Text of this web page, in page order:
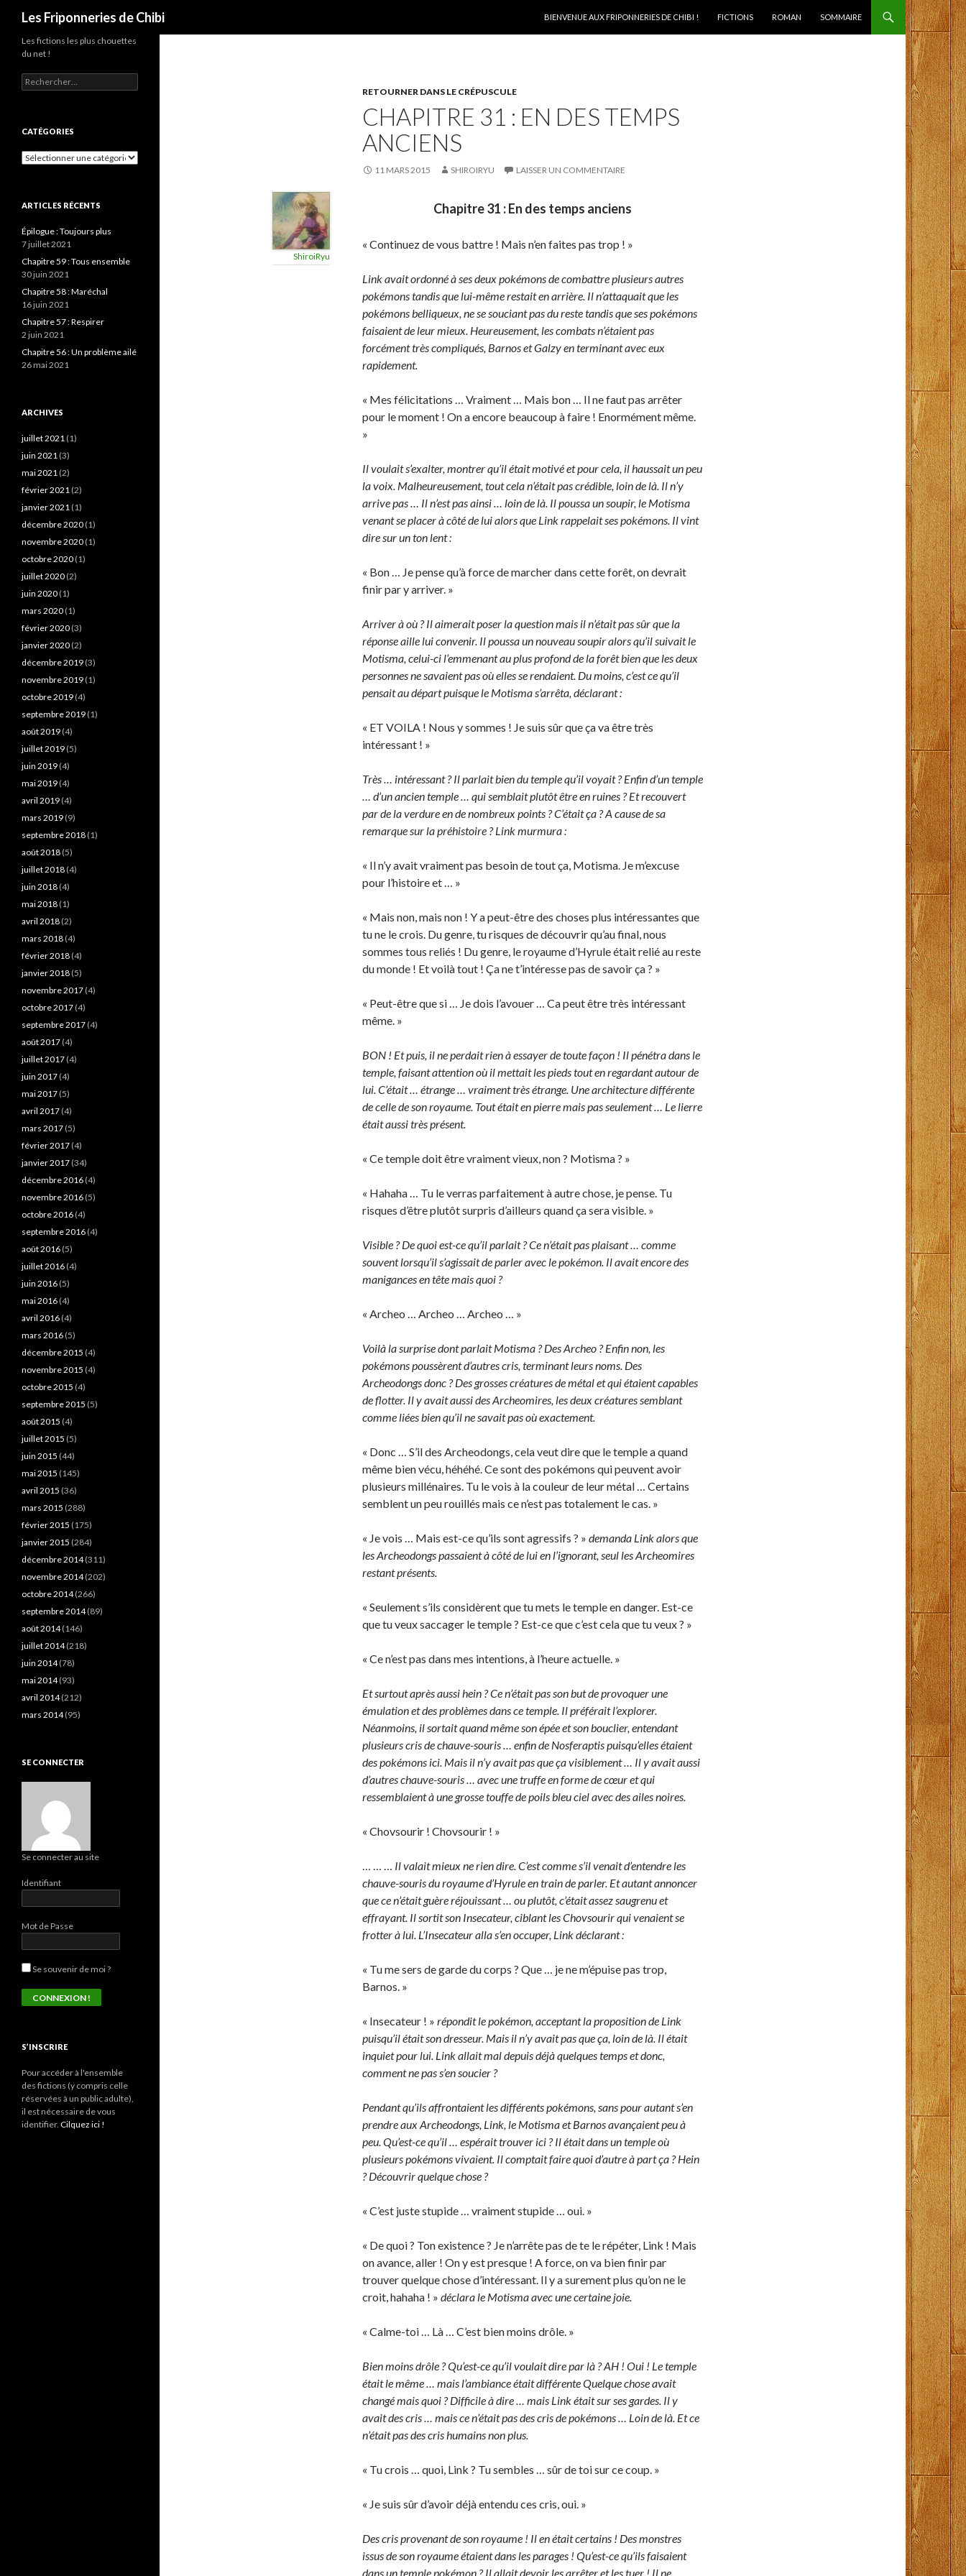
Les Friponneries de Chibi
BIENVENUE AUX FRIPONNERIES DE CHIBI !
FICTIONS ROMAN SOMMAIRE
RETOURNER DANS LE CRÉPUSCULE
CHAPITRE 31 : EN DES TEMPS
ANCIENS
11 MARS 2015 SHIROIRYU LAISSER UN COMMENTAIRE
ShiroiRyu
Chapitre 31 : En des temps anciens
« Continuez de vous battre ! Mais n’en faites pas trop ! »
Link avait ordonné à ses deux pokémons de combattre plusieurs autres
pokémons tandis que lui-même restait en arrière. Il n’attaquait que les
pokémons belliqueux, ne se souciant pas du reste tandis que ses pokémons
faisaient de leur mieux. Heureusement, les combats n’étaient pas
forcément très compliqués, Barnos et Galzy en terminant avec eux
rapidement.
« Mes félicitations … Vraiment … Mais bon … Il ne faut pas arrêter
pour le moment ! On a encore beaucoup à faire ! Enormément même.
»
Il voulait s’exalter, montrer qu’il était motivé et pour cela, il haussait un peu
la voix. Malheureusement, tout cela n’était pas crédible, loin de là. Il n’y
arrive pas … Il n’est pas ainsi … loin de là. Il poussa un soupir, le Motisma
venant se placer à côté de lui alors que Link rappelait ses pokémons. Il vint
dire sur un ton lent :
« Bon … Je pense qu’à force de marcher dans cette forêt, on devrait
finir par y arriver. »
Arriver à où ? Il aimerait poser la question mais il n’était pas sûr que la
réponse aille lui convenir. Il poussa un nouveau soupir alors qu’il suivait le
Motisma, celui-ci l’emmenant au plus profond de la forêt bien que les deux
personnes ne savaient pas où elles se rendaient. Du moins, c’est ce qu’il
pensait au départ puisque le Motisma s’arrêta, déclarant :
« ET VOILA ! Nous y sommes ! Je suis sûr que ça va être très
intéressant ! »
Très … intéressant ? Il parlait bien du temple qu’il voyait ? Enfin d’un temple
… d’un ancien temple … qui semblait plutôt être en ruines ? Et recouvert
par de la verdure en de nombreux points ? C’était ça ? A cause de sa
remarque sur la préhistoire ? Link murmura :
« Il n’y avait vraiment pas besoin de tout ça, Motisma. Je m’excuse
pour l’histoire et … »
« Mais non, mais non ! Y a peut-être des choses plus intéressantes que
tu ne le crois. Du genre, tu risques de découvrir qu’au final, nous
sommes tous reliés ! Du genre, le royaume d’Hyrule était relié au reste
du monde ! Et voilà tout ! Ça ne t’intéresse pas de savoir ça ? »
« Peut-être que si … Je dois l’avouer … Ca peut être très intéressant
même. »
BON ! Et puis, il ne perdait rien à essayer de toute façon ! Il pénétra dans le
temple, faisant attention où il mettait les pieds tout en regardant autour de
lui. C’était … étrange … vraiment très étrange. Une architecture différente
de celle de son royaume. Tout était en pierre mais pas seulement … Le lierre
était aussi très présent.
« Ce temple doit être vraiment vieux, non ? Motisma ? »
« Hahaha … Tu le verras parfaitement à autre chose, je pense. Tu
risques d’être plutôt surpris d’ailleurs quand ça sera visible. »
Visible ? De quoi est-ce qu’il parlait ? Ce n’était pas plaisant … comme
souvent lorsqu’il s’agissait de parler avec le pokémon. Il avait encore des
manigances en tête mais quoi ?
« Archeo … Archeo … Archeo … »
Voilà la surprise dont parlait Motisma ? Des Archeo ? Enfin non, les
pokémons poussèrent d’autres cris, terminant leurs noms. Des
Archeodongs donc ? Des grosses créatures de métal et qui étaient capables
de flotter. Il y avait aussi des Archeomires, les deux créatures semblant
comme liées bien qu’il ne savait pas où exactement.
« Donc … S’il des Archeodongs, cela veut dire que le temple a quand
même bien vécu, héhéhé. Ce sont des pokémons qui peuvent avoir
plusieurs millénaires. Tu le vois à la couleur de leur métal … Certains
semblent un peu rouillés mais ce n’est pas totalement le cas. »
« Je vois … Mais est-ce qu’ils sont agressifs ? » demanda Link alors que
les Archeodongs passaient à côté de lui en l’ignorant, seul les Archeomires
restant présents.
« Seulement s’ils considèrent que tu mets le temple en danger. Est-ce
que tu veux saccager le temple ? Est-ce que c’est cela que tu veux ? »
« Ce n’est pas dans mes intentions, à l’heure actuelle. »
Et surtout après aussi hein ? Ce n’était pas son but de provoquer une
émulation et des problèmes dans ce temple. Il préférait l’explorer.
Néanmoins, il sortait quand même son épée et son bouclier, entendant
plusieurs cris de chauve-souris … enfin de Nosferaptis puisqu’elles étaient
des pokémons ici. Mais il n’y avait pas que ça visiblement … Il y avait aussi
d’autres chauve-souris … avec une truffe en forme de cœur et qui
ressemblaient à une grosse touffe de poils bleu ciel avec des ailes noires.
« Chovsourir ! Chovsourir ! »
… … … Il valait mieux ne rien dire. C’est comme s’il venait d’entendre les
chauve-souris du royaume d’Hyrule en train de parler. Et autant annoncer
que ce n’était guère réjouissant … ou plutôt, c’était assez saugrenu et
effrayant. Il sortit son Insecateur, ciblant les Chovsourir qui venaient se
frotter à lui. L’Insecateur alla s’en occuper, Link déclarant :
« Tu me sers de garde du corps ? Que … je ne m’épuise pas trop,
Barnos. »
« Insecateur ! » répondit le pokémon, acceptant la proposition de Link
puisqu’il était son dresseur. Mais il n’y avait pas que ça, loin de là. Il était
inquiet pour lui. Link allait mal depuis déjà quelques temps et donc,
comment ne pas s’en soucier ?
Pendant qu’ils affrontaient les différents pokémons, sans pour autant s’en
prendre aux Archeodongs, Link, le Motisma et Barnos avançaient peu à
peu. Qu’est-ce qu’il … espérait trouver ici ? Il était dans un temple où
plusieurs pokémons vivaient. Il comptait faire quoi d’autre à part ça ? Hein
? Découvrir quelque chose ?
« C’est juste stupide … vraiment stupide … oui. »
« De quoi ? Ton existence ? Je n’arrête pas de te le répéter, Link ! Mais
on avance, aller ! On y est presque ! A force, on va bien finir par
trouver quelque chose d’intéressant. Il y a surement plus qu’on ne le
croit, hahaha ! » déclara le Motisma avec une certaine joie.
« Calme-toi … Là … C’est bien moins drôle. »
Bien moins drôle ? Qu’est-ce qu’il voulait dire par là ? AH ! Oui ! Le temple
était le même … mais l’ambiance était différente Quelque chose avait
changé mais quoi ? Difficile à dire … mais Link était sur ses gardes. Il y
avait des cris … mais ce n’était pas des cris de pokémons … Loin de là. Et ce
n’était pas des cris humains non plus.
« Tu crois … quoi, Link ? Tu sembles … sûr de toi sur ce coup. »
« Je suis sûr d’avoir déjà entendu ces cris, oui. »
Des cris provenant de son royaume ! Il en était certains ! Des monstres
issus de son royaume étaient dans les parages ! Qu’est-ce qu’ils faisaient
dans un temple pokémon ? Il allait devoir les arrêter et les tuer ! Il ne
Les fictions les plus chouettes
du net !
Rechercher :
CATÉGORIES
Catégories
ARTICLES RÉCENTS
Épilogue : Toujours plus
7 juillet 2021
Chapitre 59 : Tous ensemble
30 juin 2021
Chapitre 58 : Maréchal
16 juin 2021
Chapitre 57 : Respirer
2 juin 2021
Chapitre 56 : Un problème ailé
26 mai 2021
ARCHIVES
juillet 2021 (1)
juin 2021 (3)
mai 2021 (2)
février 2021 (2)
janvier 2021 (1)
décembre 2020 (1)
novembre 2020 (1)
octobre 2020 (1)
juillet 2020 (2)
juin 2020 (1)
mars 2020 (1)
février 2020 (3)
janvier 2020 (2)
décembre 2019 (3)
novembre 2019 (1)
octobre 2019 (4)
septembre 2019 (1)
août 2019 (4)
juillet 2019 (5)
juin 2019 (4)
mai 2019 (4)
avril 2019 (4)
mars 2019 (9)
septembre 2018 (1)
août 2018 (5)
juillet 2018 (4)
juin 2018 (4)
mai 2018 (1)
avril 2018 (2)
mars 2018 (4)
février 2018 (4)
janvier 2018 (5)
novembre 2017 (4)
octobre 2017 (4)
septembre 2017 (4)
août 2017 (4)
juillet 2017 (4)
juin 2017 (4)
mai 2017 (5)
avril 2017 (4)
mars 2017 (5)
février 2017 (4)
janvier 2017 (34)
décembre 2016 (4)
novembre 2016 (5)
octobre 2016 (4)
septembre 2016 (4)
août 2016 (5)
juillet 2016 (4)
juin 2016 (5)
mai 2016 (4)
avril 2016 (4)
mars 2016 (5)
décembre 2015 (4)
novembre 2015 (4)
octobre 2015 (4)
septembre 2015 (5)
août 2015 (4)
juillet 2015 (5)
juin 2015 (44)
mai 2015 (145)
avril 2015 (36)
mars 2015 (288)
février 2015 (175)
janvier 2015 (284)
décembre 2014(311)
novembre 2014(202)
octobre 2014(266)
septembre 2014(89)
août 2014(146)
juillet 2014(218)
juin 2014(78)
mai 2014(93)
avril 2014(212)
mars 2014(95)
SE CONNECTER
Se connecter au site
Identifiant
Mot de Passe
Se souvenir de moi ?
S’INSCRIRE
Pour accéder à l'ensemble
des fictions (y compris celle
réservées à un public adulte),
il est nécessaire de vous
identifier. Cilquez ici !